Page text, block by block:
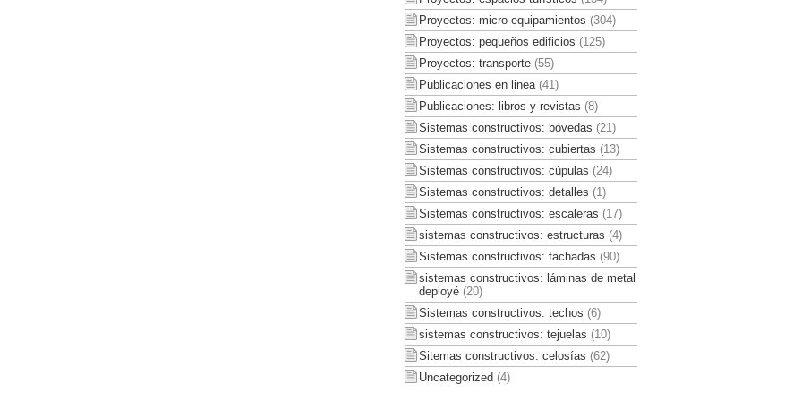
Proyectos: micro-equipamientos (304)
Proyectos: pequeños edificios (125)
Proyectos: transporte(55)
Publicaciones en linea(41)
Publicaciones: libros y revistas (8)
Sistemas constructivos: bóvedas (21)
Sistemas constructivos: cubiertas (13)
Sistemas constructivos: cúpulas (24)
Sistemas constructivos: detalles (1)
Sistemas constructivos: escaleras (17)
sistemas constructivos: estructuras (4)
Sistemas constructivos: fachadas (90)
sistemas constructivos: láminas de metal
deployé(20)
Sistemas constructivos: techos (6)
sistemas constructivos: tejuelas (10)
Sitemas constructivos: celosías (62)
Uncategorized (4)